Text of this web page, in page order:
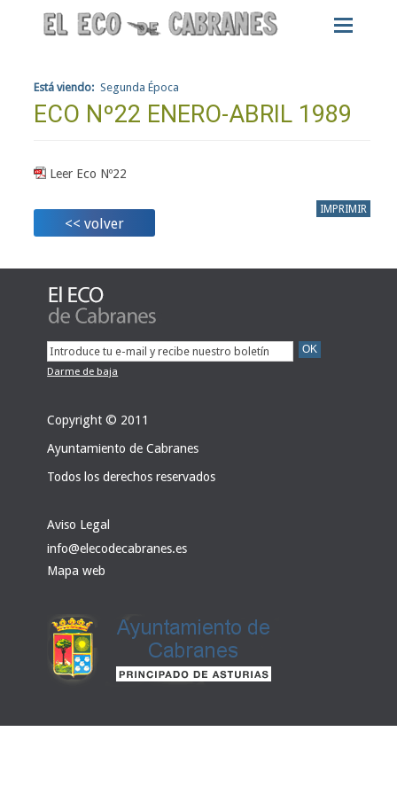
Está viendo: Segunda Época
ECO Nº22 ENERO-ABRIL 1989
Leer Eco Nº22
<< volver
IMPRIMIR
Darme de baja
Copyright © 2011
Ayuntamiento de Cabranes
Todos los derechos reservados
Aviso Legal
info@elecodecabranes.es
Mapa web